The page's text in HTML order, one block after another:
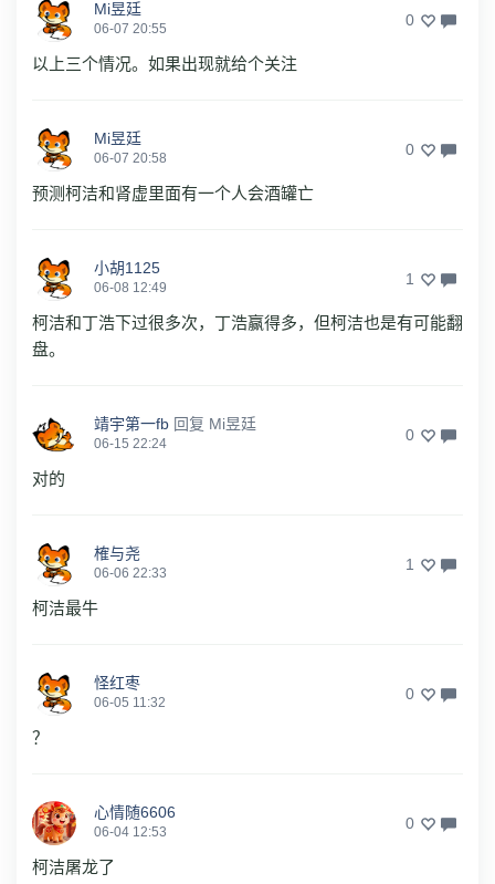
Mi昱廷
06-07 20:55 0
以上三个情况。如果出现就给个关注
Mi昱廷
06-07 20:58 0
预测柯洁和肾虚里面有一个人会酒罐亡
小胡1125
06-08 12:49 1
柯洁和丁浩下过很多次，丁浩赢得多，但柯洁也是有可能翻
盘。
靖宇第一fb 回复 Mi昱廷
06-15 22:24 0
对的
榷与尧
06-06 22:33 1
柯洁最牛
怪红枣
06-05 11:32 0
？
心情随6606
06-04 12:53 0
柯洁屠龙了